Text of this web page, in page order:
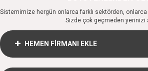
Sistemimize hergün onlarca farklı sektörden, onlarca
Sizde çok geçmeden yerinizi
HEMEN FİRMANI EKLE